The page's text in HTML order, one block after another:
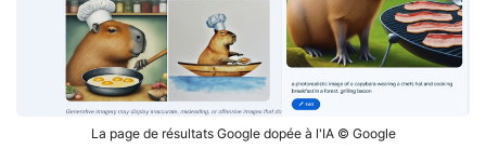
La page de résultats Google dopée à l'IA © Google